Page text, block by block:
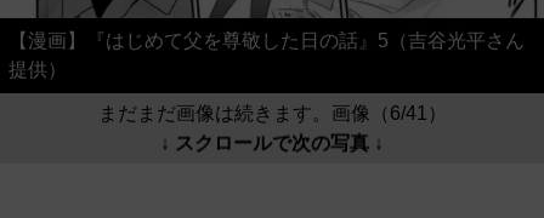
【漫画】『はじめて父を尊敬した日の話』5（吉谷光平さん
提供）
まだまだ画像は続きます。画像（6/41）
↓ スクロールで次の写真 ↓